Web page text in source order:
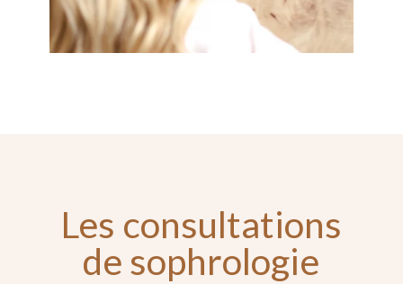
Les consultations
de sophrologie